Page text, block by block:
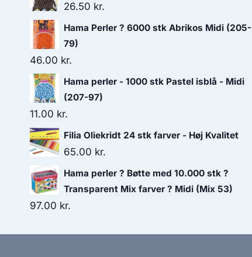
26.50 kr.
Hama Perler ? 6000 stk Abrikos Midi (205-
79)
46.00 kr.
Hama perler - 1000 stk Pastel isblå - Midi
(207-97)
11.00 kr.
Filia Oliekridt 24 stk farver - Høj Kvalitet
65.00 kr.
Hama perler ? Bøtte med 10.000 stk ?
Transparent Mix farver ? Midi (Mix 53)
97.00 kr.